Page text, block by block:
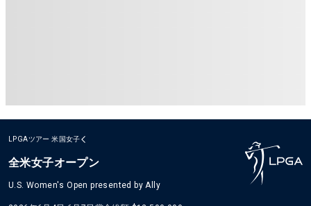
LPGAツアー 米国女子
全米女子オープン
U.S. Women's Open presented by Ally